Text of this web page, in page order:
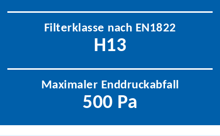
Filterklasse nach EN1822
H13
Maximaler Enddruckabfall
500 Pa